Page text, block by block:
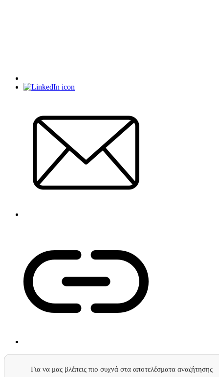
Για να μας βλέπεις πιο συχνά στα αποτελέσματα αναζήτησης